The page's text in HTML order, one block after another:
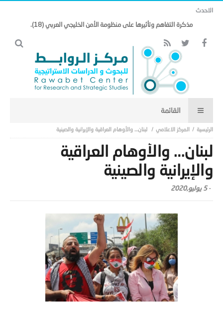
الاحدث
مذكرة التفاهم وتأثيرها على منظومة الأمن الخليجي العربي (18).
المركز الاعلامي لبنان… والأوهام العراقية والإيرانية والصينية
لبنان… والأوهام العراقية
والإيرانية والصينية
-5 يوليو,2020